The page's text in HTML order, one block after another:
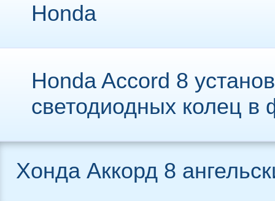
Honda
Honda Accord 8
светодиодных колец в
Хонда Аккорд 8